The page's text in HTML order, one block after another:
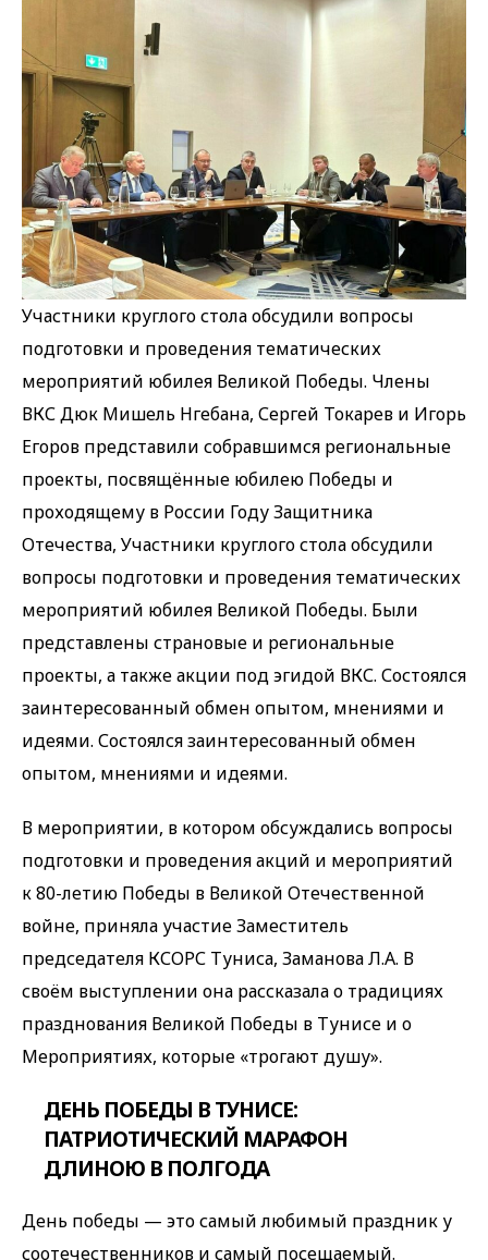
Участники круглого стола обсудили вопросы
подготовки и проведения тематических
мероприятий юбилея Великой Победы. Члены
ВКС Дюк Мишель Нгебана, Сергей Токарев и Игорь
Егоров представили собравшимся региональные
проекты, посвящённые юбилею Победы и
проходящему в России Году Защитника
Отечества, Участники круглого стола обсудили
вопросы подготовки и проведения тематических
мероприятий юбилея Великой Победы. Были
представлены страновые и региональные
проекты, а также акции под эгидой ВКС. Состоялся
заинтересованный обмен опытом, мнениями и
идеями. Состоялся заинтересованный обмен
опытом, мнениями и идеями.
В мероприятии, в котором обсуждались вопросы
подготовки и проведения акций и мероприятий
к 80-летию Победы в Великой Отечественной
войне, приняла участие Заместитель
председателя КСОРС Туниса, Заманова Л.А. В
своём выступлении она рассказала о традициях
празднования Великой Победы в Тунисе и о
Мероприятиях, которые «трогают душу».
ДЕНЬ ПОБЕДЫ В ТУНИСЕ:
ПАТРИОТИЧЕСКИЙ МАРАФОН
ДЛИНОЮ В ПОЛГОДА
День победы — это самый любимый праздник у
соотечественников и самый посещаемый.